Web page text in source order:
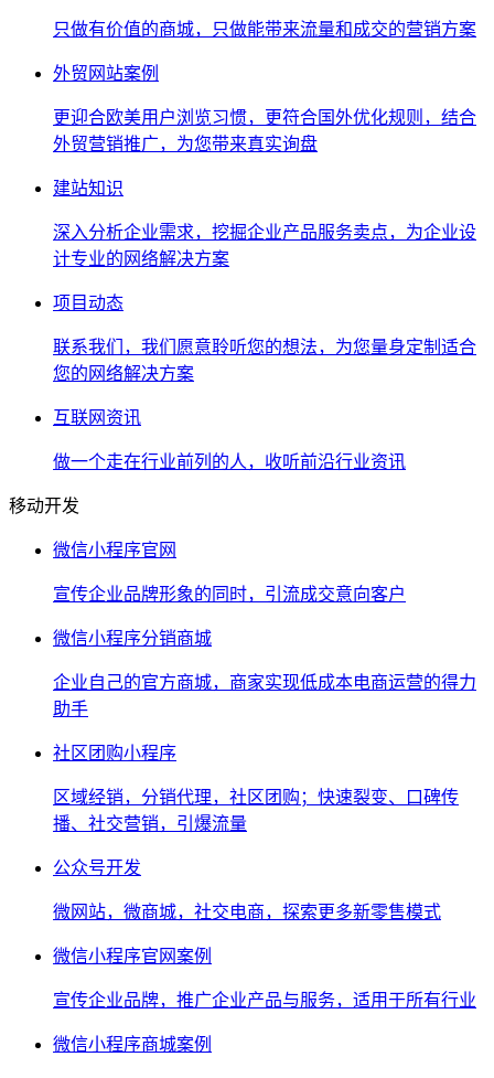
只做有价值的商城，只做能带来流量和成交的营销方案
外贸网站案例
更迎合欧美用户浏览习惯，更符合国外优化规则，结合
外贸营销推广，为您带来真实询盘
建站知识
深入分析企业需求，挖掘企业产品服务卖点，为企业设
计专业的网络解决方案
项目动态
联系我们，我们愿意聆听您的想法，为您量身定制适合
您的网络解决方案
互联网资讯
做一个走在行业前列的人，收听前沿行业资讯
移动开发
微信小程序官网
宣传企业品牌形象的同时，引流成交意向客户
微信小程序分销商城
企业自己的官方商城，商家实现低成本电商运营的得力
助手
社区团购小程序
区域经销，分销代理，社区团购；快速裂变、口碑传
播、社交营销，引爆流量
公众号开发
微网站，微商城，社交电商，探索更多新零售模式
微信小程序官网案例
宣传企业品牌，推广企业产品与服务，适用于所有行业
微信小程序商城案例